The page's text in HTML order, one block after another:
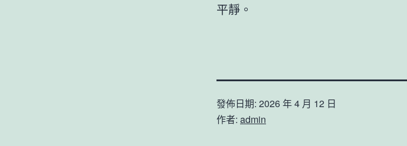
平靜。
發佈日期: 2026 年 4 月 12 日
作者: admin